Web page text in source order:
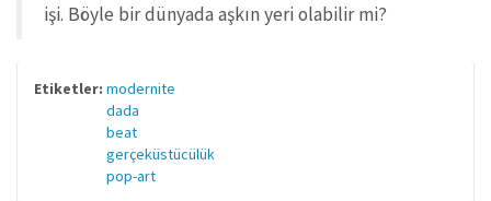
işi. Böyle bir dünyada aşkın yeri olabilir mi?
Etiketler: modernite
dada
beat
gerçeküstücülük
pop-art